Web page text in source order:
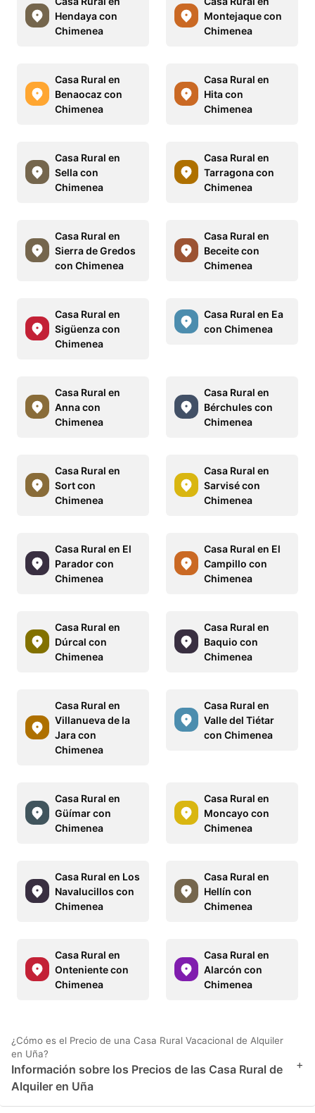
Hendaya con
Chimenea
Montejaque con
Chimenea
Casa Rural en
Benaocaz con
Chimenea
Casa Rural en
Hita con
Chimenea
Casa Rural en
Sella con
Chimenea
Casa Rural en
Tarragona con
Chimenea
Casa Rural en
Sierra de Gredos
con Chimenea
Casa Rural en
Beceite con
Chimenea
Casa Rural en
Sigüenza con
Chimenea
Casa Rural en Ea
con Chimenea
Casa Rural en
Anna con
Chimenea
Casa Rural en
Bérchules con
Chimenea
Casa Rural en
Sort con
Chimenea
Casa Rural en
Sarvisé con
Chimenea
Casa Rural en El
Parador con
Chimenea
Casa Rural en El
Campillo con
Chimenea
Casa Rural en
Dúrcal con
Chimenea
Casa Rural en
Baquio con
Chimenea
Casa Rural en
Villanueva de la
Jara con
Chimenea
Casa Rural en
Valle del Tiétar
con Chimenea
Casa Rural en
Güímar con
Chimenea
Casa Rural en
Moncayo con
Chimenea
Casa Rural en Los
Navalucillos con
Chimenea
Casa Rural en
Hellín con
Chimenea
Casa Rural en
Onteniente con
Chimenea
Casa Rural en
Alarcón con
Chimenea
¿Cómo es el Precio de una Casa Rural Vacacional de Alquiler
en Uña?
Información sobre los Precios de las Casa Rural de
Alquiler en Uña
+